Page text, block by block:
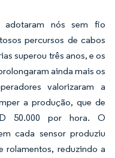
adotaram nós sem fio
percursos de cabos
superou três anos, e os
ainda mais os
valorizaram a
a produção, que de
50.000 por hora. O
cada sensor produziu
rolamentos, reduzindo a